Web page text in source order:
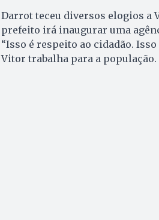
Darrot teceu diversos elogios a
prefeito irá inaugurar uma
“Isso é respeito ao cidadão.
Vitor trabalha para a população.